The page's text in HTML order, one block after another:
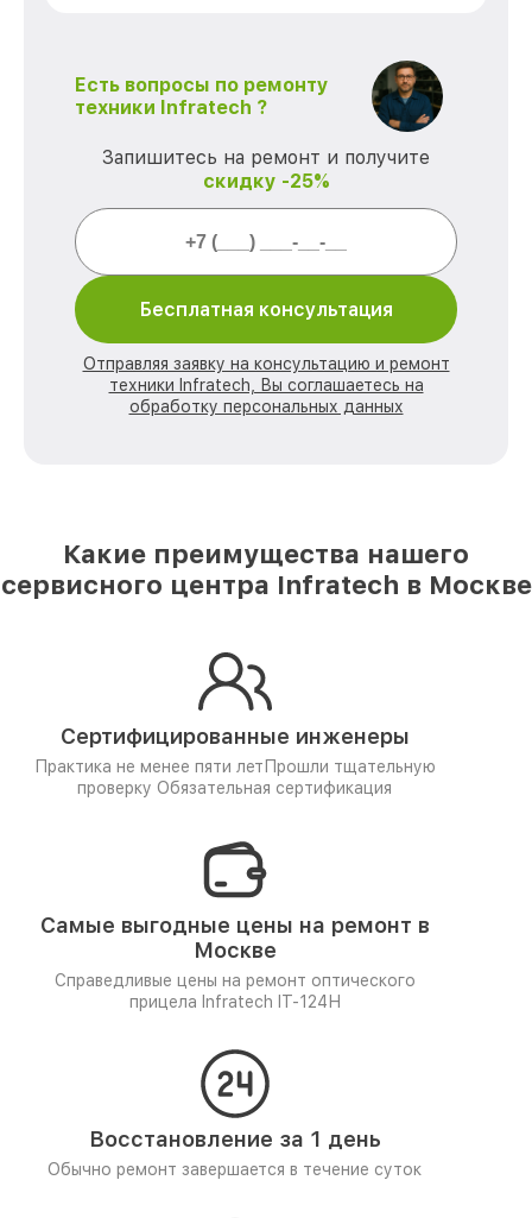
Есть вопросы по ремонту
техники Infratech ?
Запишитесь на ремонт и получите
скидку -25%
Бесплатная консультация
Отправляя заявку на консультацию и ремонт
техники Infratech, Вы соглашаетесь на
обработку персональных данных
Какие преимущества нашего
сервисного центра Infratech в Москве
Сертифицированные инженеры
Практика не менее пяти лет Прошли тщательную
проверку Обязательная сертификация
Самые выгодные цены на ремонт в
Москве
Справедливые цены на ремонт оптического
прицела Infratech IT-124Н
Восстановление за 1 день
Обычно ремонт завершается в течение суток